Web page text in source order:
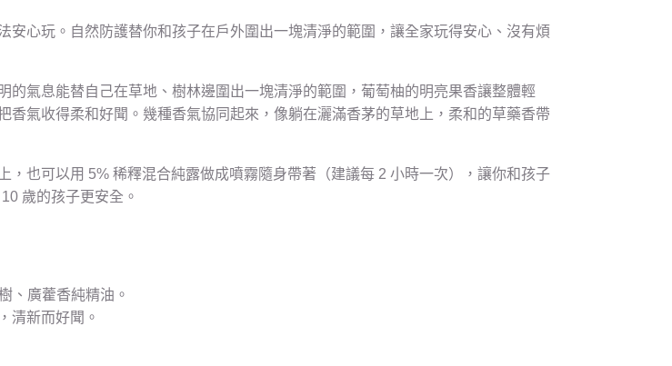
心玩。自然防護替你和孩子在戶外圍出一塊清淨的範圍，讓全家玩得安心、沒有煩
氣息能替自己在草地、樹林邊圍出一塊清淨的範圍，葡萄柚的明亮果香讓整體輕
氣收得柔和好聞。幾種香氣協同起來，像躺在灑滿香茅的草地上，柔和的草藥香帶
也可以用 5% 稀釋混合純露做成噴霧隨身帶著（建議每 2 小時一次），讓你和孩子
歲的孩子更安全。
、廣藿香純精油。
清新而好聞。